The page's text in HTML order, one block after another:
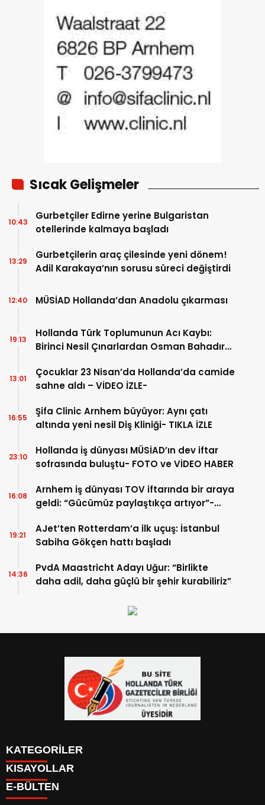
Sıcak Gelişmeler
Gurbetçiler Edirne yerine Bulgaristan
otellerinde kalmaya başladı
10:43
Gurbetçilerin araç çilesinde yeni dönem!
Adil Karakaya’nın sorusu süreci değiştirdi
13:29
MÜSİAD Hollanda’dan Anadolu çıkarması
12:40
Hollanda Türk Toplumunun Acı Kaybı:
Birinci Nesil Çınarlardan Osman Bahadır
19:13
Çocuklar 23 Nisan’da Hollanda’da camide
sahne aldı – VİDEO İZLE-
13:01
Şifa Clinic Arnhem büyüyor: Aynı çatı
altında yeni nesil Diş Kliniği- TIKLA İZLE
16:55
Hollanda iş dünyası MÜSİAD’ın dev iftar
sofrasında buluştu- FOTO ve VİDEO HABER
23:10
Arnhem iş dünyası TOV iftarında bir araya
geldi: “Gücümüz paylaştıkça artıyor”-
16:08
AJet’ten Rotterdam’a ilk uçuş: İstanbul
Sabiha Gökçen hattı başladı
19:21
PvdA Maastricht Adayı Uğur: “Birlikte
daha adil, daha güçlü bir şehir kurabiliriz”
14:36
KATEGORİLER
YAZARLAR
PUAN DURUMU
KISAYOLLAR
KAYIT OL
E-BÜLTEN